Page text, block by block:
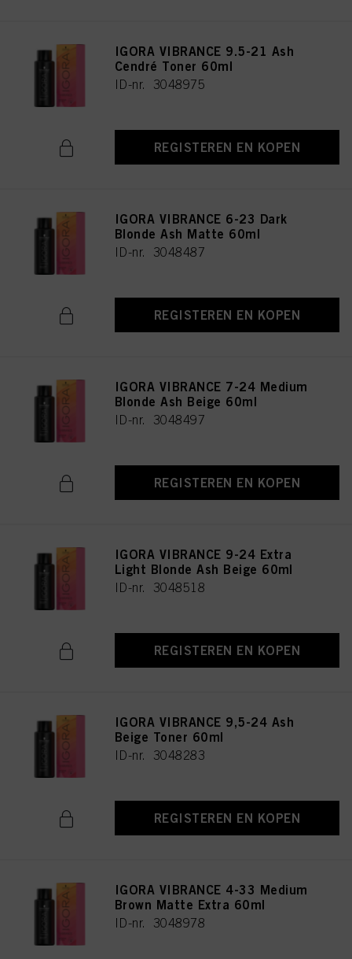
IGORA VIBRANCE 9.5-21 Ash
Cendré Toner 60ml
ID-nr. 3048975
REGISTEREN EN KOPEN
IGORA VIBRANCE 6-23 Dark
Blonde Ash Matte 60ml
ID-nr. 3048487
REGISTEREN EN KOPEN
IGORA VIBRANCE 7-24 Medium
Blonde Ash Beige 60ml
ID-nr. 3048497
REGISTEREN EN KOPEN
IGORA VIBRANCE 9-24 Extra
Light Blonde Ash Beige 60ml
ID-nr. 3048518
REGISTEREN EN KOPEN
IGORA VIBRANCE 9,5-24 Ash
Beige Toner 60ml
ID-nr. 3048283
REGISTEREN EN KOPEN
IGORA VIBRANCE 4-33 Medium
Brown Matte Extra 60ml
ID-nr. 3048978